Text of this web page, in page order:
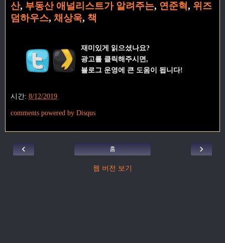
산, 부동산 애널리스트가 알려주는, 연준혁, 위즈
덤하우스, 채상욱, 책
재미있게 읽으셨나요?
광고를 클릭해주시면,
블로그 운영에 큰 도움이 됩니다!
시간: 8/12/2019
comments powered by Disqus
‹ ›
홈
웹 버전 보기